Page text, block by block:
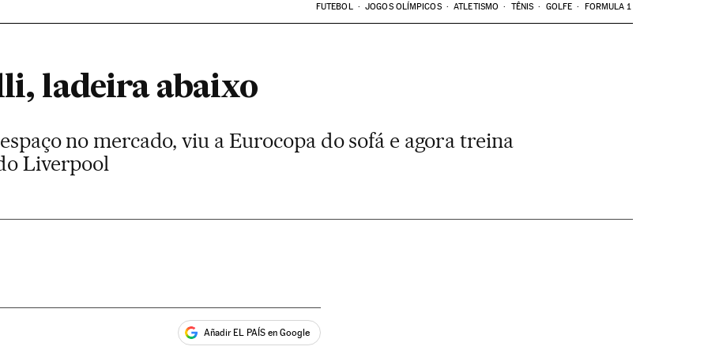
FUTEBOL JOGOS OLÍMPICOS ATLETISMO TÊNIS GOLFE FORMULA 1
ladeira abaixo
no mercado, viu a Eurocopa do sofá e agora treina
Liverpool
Añadir EL PAÍS en Google